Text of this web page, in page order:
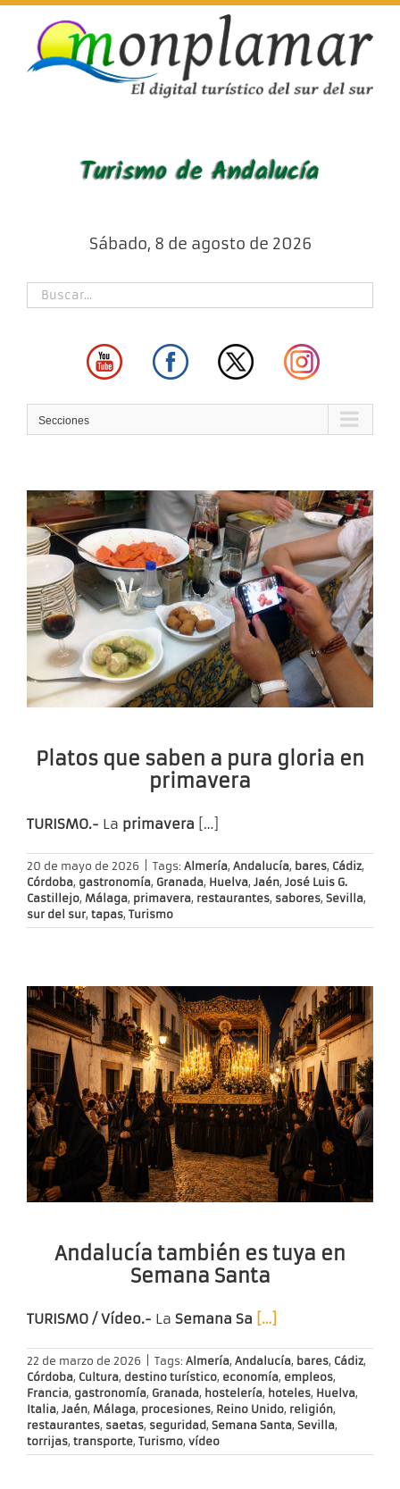
Skip
content
Sábado, 8 de agosto de 2026
Secciones
Platos que saben a pura gloria en
primavera
TURISMO.- La primavera […]
20 de mayo de 2026 Tags: Almería, Andalucía, bares, Cádiz,
Córdoba, gastronomía, Granada, Huelva, Jaén, José Luis G.
Castillejo, Málaga, primavera, restaurantes, sabores, Sevilla,
sur del sur, tapas, Turismo
Andalucía también es tuya en
Semana Santa
TURISMO / Vídeo.- La Semana Sa […]
22 de marzo de 2026 Tags: Almería, Andalucía, bares, Cádiz,
Córdoba, Cultura, destino turístico, economía, empleos,
Francia, gastronomía, Granada, hostelería, hoteles, Huelva,
Italia, Jaén, Málaga, procesiones, Reino Unido, religión,
restaurantes, saetas, seguridad, Semana Santa, Sevilla,
torrijas, transporte, Turismo, vídeo